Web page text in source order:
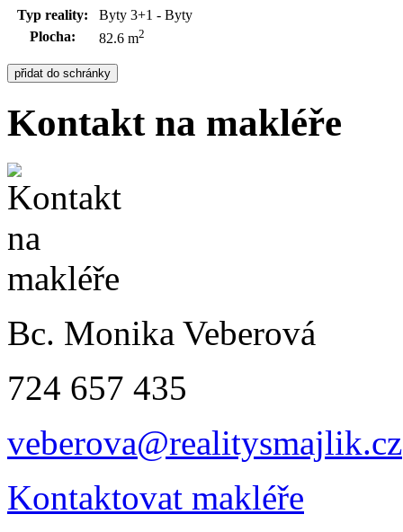
Typ reality:
Byty 3+1 - Byty
Plocha:
82.6 m2
Kontakt na makléře
Bc. Monika Veberová
724 657 435
veberova@realitysmajlik.cz
Kontaktovat makléře